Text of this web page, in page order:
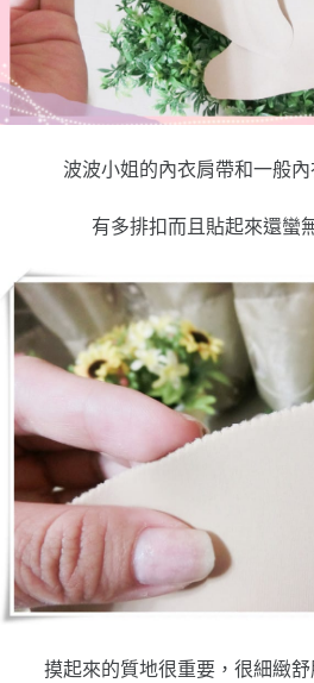
波波小姐的內衣肩帶和一般內
有多排扣而且貼起來還蠻
摸起來的質地很重要，很細緻舒